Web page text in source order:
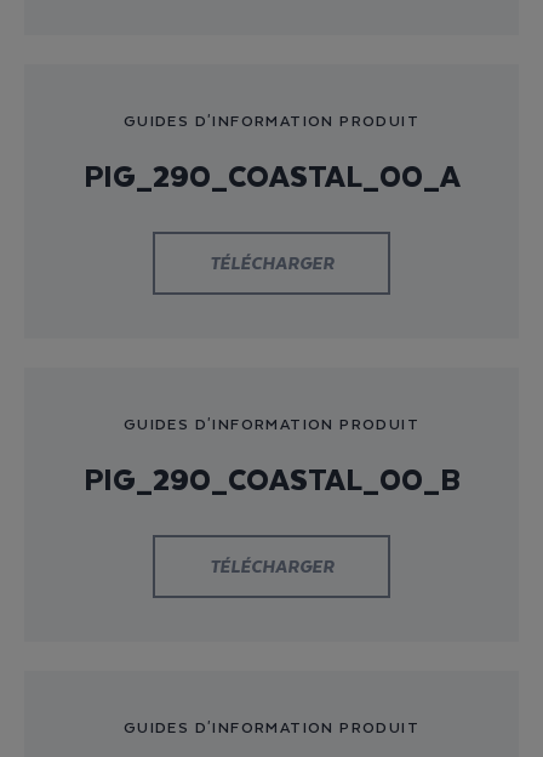
GUIDES D'INFORMATION PRODUIT
PIG_290_COASTAL_00_A
TÉLÉCHARGER
GUIDES D'INFORMATION PRODUIT
PIG_290_COASTAL_00_B
TÉLÉCHARGER
GUIDES D'INFORMATION PRODUIT